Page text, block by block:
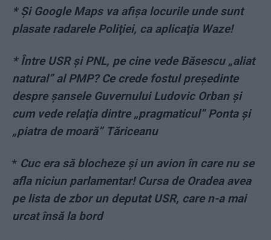
* Şi Google Maps va afişa locurile unde sunt
plasate radarele Poliţiei, ca aplicaţia Waze!
* Între USR şi PNL, pe cine vede Băsescu „aliat
natural” al PMP? Ce crede fostul preşedinte
despre şansele Guvernului Ludovic Orban şi
cum vede relaţia dintre „pragmaticul” Ponta şi
„piatra de moară” Tăriceanu
* Cuc era să blocheze și un avion în care nu se
afla niciun parlamentar! Cursa de Oradea avea
pe lista de zbor un deputat USR, care n-a mai
urcat însă la bord